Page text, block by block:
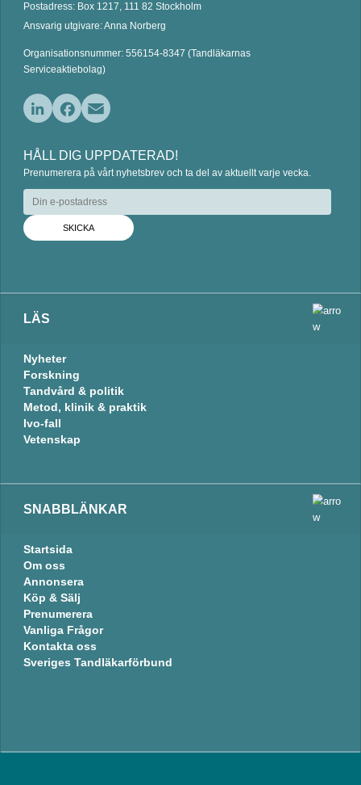
Postadress: Box 1217, 111 82 Stockholm
Ansvarig utgivare: Anna Norberg
Organisationsnummer: 556154-8347 (Tandläkarnas
Serviceaktiebolag)
n
k
n
c
e
o
o
k
a
i
HÅLL DIG UPPDATERAD!
Prenumerera på vårt nyhetsbrev och ta del av aktuellt varje vecka.
LÄS
Nyheter
Forskning
Tandvård & politik
Metod, klinik & praktik
Ivo-fall
Vetenskap
SNABBLÄNKAR
Startsida
Om oss
Annonsera
Köp & Sälj
Prenumerera
Vanliga Frågor
Kontakta oss
Sveriges Tandläkarförbund